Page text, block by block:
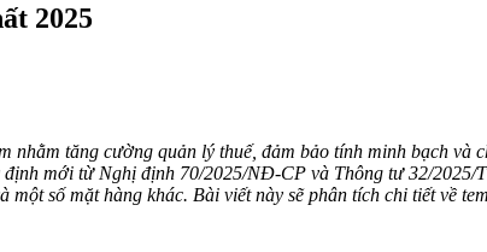
2025
tăng cường quản lý thuế, đảm bảo tính minh bạch và
mới từ Nghị định 70/2025/NĐ-CP và Thông tư 32/2025/
số mặt hàng khác. Bài viết này sẽ phân tích chi tiết về